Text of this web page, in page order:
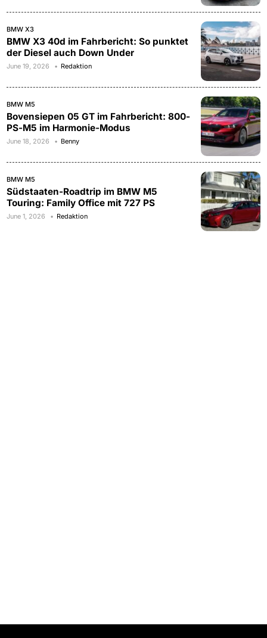
BMW X3
BMW X3 40d im Fahrbericht: So punktet
der Diesel auch Down Under
June 19, 2026 Redaktion
BMW M5
Bovensiepen 05 GT im Fahrbericht: 800-
PS-M5 im Harmonie-Modus
June 18, 2026 Benny
BMW M5
Südstaaten-Roadtrip im BMW M5
Touring: Family Office mit 727 PS
June 1, 2026 Redaktion